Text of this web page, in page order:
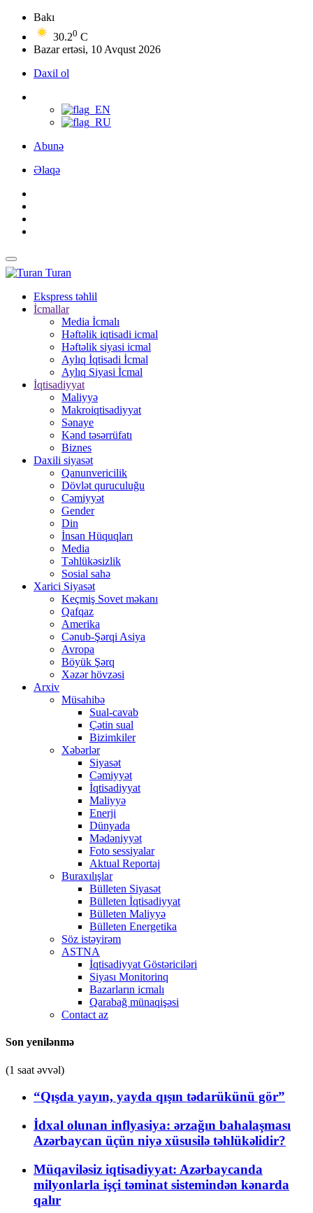
Bakı
30.20 C
Bazar ertəsi, 10 Avqust 2026
Daxil ol
Abunə
Əlaqə
Turan
Ekspress təhlil
İcmallar
Media İcmalı
Həftəlik iqtisadi icmal
Həftəlik siyasi icmal
Aylıq İqtisadi İcmal
Aylıq Siyasi İcmal
İqtisadiyyat
Maliyyə
Makroiqtisadiyyat
Sənaye
Kənd təsərrüfatı
Biznes
Daxili siyasət
Qanunvericilik
Dövlət quruculuğu
Cəmiyyət
Gender
Din
İnsan Hüquqları
Media
Təhlükəsizlik
Sosial sahə
Xarici Siyasət
Keçmiş Sovet məkanı
Qafqaz
Amerika
Cənub-Şərqi Asiya
Avropa
Böyük Şərq
Xəzər hövzəsi
Arxiv
Müsahibə
Sual-cavab
Çətin sual
Bizimkiler
Xəbərlər
Siyasət
Cəmiyyət
İqtisadiyyat
Maliyyə
Enerji
Dünyada
Mədəniyyət
Foto sessiyalar
Aktual Reportaj
Buraxılışlar
Bülleten Siyasət
Bülleten İqtisadiyyat
Bülleten Maliyyə
Bülleten Energetika
Söz istəyirəm
ASTNA
İqtisadiyyat Göstəriciləri
Siyası Monitorinq
Bazarların icmalı
Qarabağ münaqişəsi
Contact az
Son yenilənmə
(1 saat əvvəl)
“Qışda yayın, yayda qışın tədarükünü gör”
İdxal olunan inflyasiya: ərzağın bahalaşması
Azərbaycan üçün niyə xüsusilə təhlükəlidir?
Müqaviləsiz iqtisadiyyat: Azərbaycanda
milyonlarla işçi təminat sistemindən kənarda
qalır